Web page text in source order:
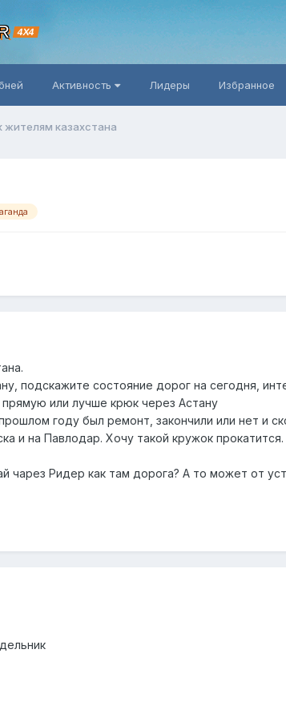
4X4
Активность Лидеры Избранное
жителям казахстана
подскажите состояние дорог на сегодня,
или лучше крюк через Астану
году был ремонт, закончили или нет и
и на Павлодар. Хочу такой кружок
чарез Ридер как там дорога? А то может от